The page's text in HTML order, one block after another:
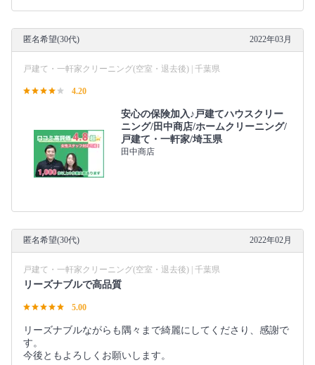
匿名希望(30代) 2022年03月
戸建て・一軒家クリーニング(空室・退去後) | 千葉県
4.20
安心の保険加入♪戸建てハウスクリー
ニング/田中商店/ホームクリーニング/
戸建て・一軒家/埼玉県
田中商店
匿名希望(30代) 2022年02月
戸建て・一軒家クリーニング(空室・退去後) | 千葉県
リーズナブルで高品質
5.00
リーズナブルながらも隅々まで綺麗にしてくださり、感謝で
す。
今後ともよろしくお願いします。